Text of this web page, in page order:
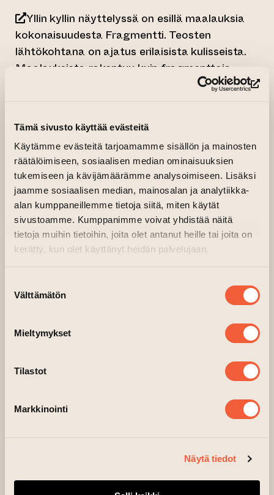
Tämä sivusto käyttää evästeitä
Käytämme evästeitä tarjoamamme sisällön ja mainosten
räätälöimiseen, sosiaalisen median ominaisuuksien
tukemiseen ja kävijämäärämme analysoimiseen. Lisäksi
jaamme sosiaalisen median, mainosalan ja analytiikka-
alan kumppaneillemme tietoja siitä, miten käytät
sivustoamme. Kumppanimme voivat yhdistää näitä
tietoja muihin tietoihin, joita olet antanut heille tai joita on
kerätty, kun olet käyttänyt heidän palvelujaan.
valinta
Välttämätön
Mieltymykset
Tilastot
Markkinointi
Näytä tiedot
Yllin kyllin näyttelyssä on esillä maalauksia
kokonaisuudesta Fragmentti. Teosten
lähtökohtana on ajatus erilaisista kulisseista.
Maalauksista rakentuu kuin fragmentteja
talon seinistä ja ajan patinoimista kerroksista.
Vertauskuvallisesti teokset muodostavat
Teosten taustalla vaikuttavat omakohtaiset
kokemukset sekä ajatus siitä kuinka taide
toimii heijastuspintana.
Maalaukset voi nähdä myös metaforana
mielen kerrostumille, jäljille; kuin huoneeseen
kaikumaan jääville sanoille, yrityksille pitää
koossa, rikkoutumisen ja korjaamisen aihioille
sekä pirstaleiselle maailmalle.
koko 48 x 45 cm
valmistumisvuosi 2021